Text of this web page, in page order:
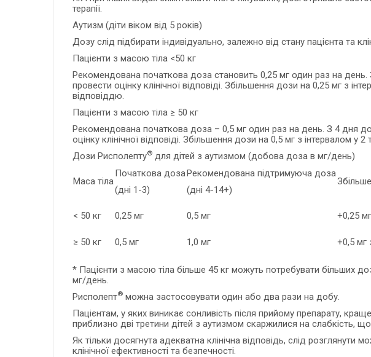
терапії.
Аутизм (діти віком від 5 років)
Дозу слід підбирати індивідуально, залежно від стану пацієнта та
Пацієнти з масою тіла <50 кг
Рекомендована початкова доза становить 0,25 мг один раз на
провести оцінку клінічної відповіді. Збільшення дози на 0,25 мг з
відповіддю.
Пацієнти з масою тіла ≥ 50 кг
Рекомендована початкова доза – 0,5 мг один раз на день. З 4 дня
оцінку клінічної відповіді. Збільшення дози на 0,5 мг з інтервалом
Дози Рисполепту® для дітей з аутизмом (добова доза в мг/день)
Маса тіла
Початкова доза
(дні 1-3)
Рекомендована підтримуюча доза
(дні 4-14+)
< 50 кг 0,25 мг 0,5 мг +0,25
≥ 50 кг
0,5 мг 1,0 мг +0,5 мг
* Пацієнти з масою тіла більше 45 кг можуть потребувати більших
мг/день.
Рисполепт® можна застосовувати один або два рази на добу.
Пацієнтам, у яких виникає сонливість після прийому препарату,
приблизно дві третини дітей з аутизмом скаржилися на слабкість,
Як тільки досягнута адекватна клінічна відповідь, слід
клінічної ефективності та безпечності.